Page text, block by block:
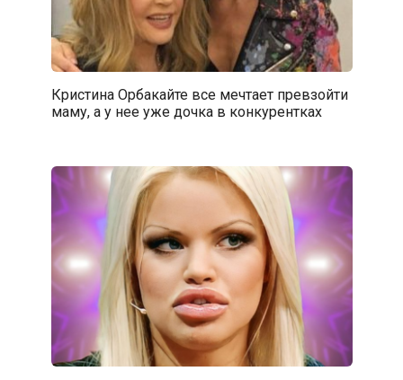
Кристина Орбакайте все мечтает превзойти
маму, а у нее уже дочка в конкурентках